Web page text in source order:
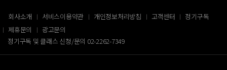
회사소개 서비스이용약관 개인정보처리방침 고객센터
정기구독
제휴문의
광고문의
정기구독 및 클래스 신청/문의 02-2262-7349